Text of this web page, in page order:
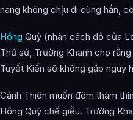
nàng không chịu đi cùng hắn,
Hồng Quỳ (nhân cách đỏ của
Thứ sử, Trường Khanh cho
Tuyết Kiến sẽ không gặp nguy
Cảnh Thiên muốn đêm thám
Hồng Quỳ chế giễu. Trường